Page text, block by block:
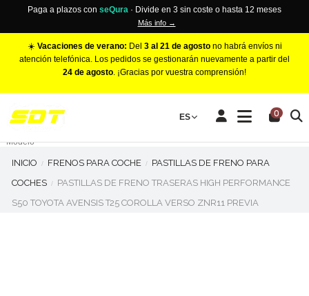
Paga a plazos con seQura · Divide en 3 sin coste o hasta 12 meses
Más info →
☀️ Vacaciones de verano: Del 3 al 21 de agostono habrá envíos ni
atención telefónica. Los pedidos se gestionarán nuevamente a partir del
24 de agosto. ¡Gracias por vuestra comprensión!
ES 0
Make
Modelo
INICIO FRENOS PARA COCHE
PASTILLAS DE FRENO PARA
COCHES
PASTILLAS DE FRENO TRASERAS HIGH PERFORMANCE
S50 TOYOTA AVENSIS T25 COROLLA VERSO ZNR11 PREVIA